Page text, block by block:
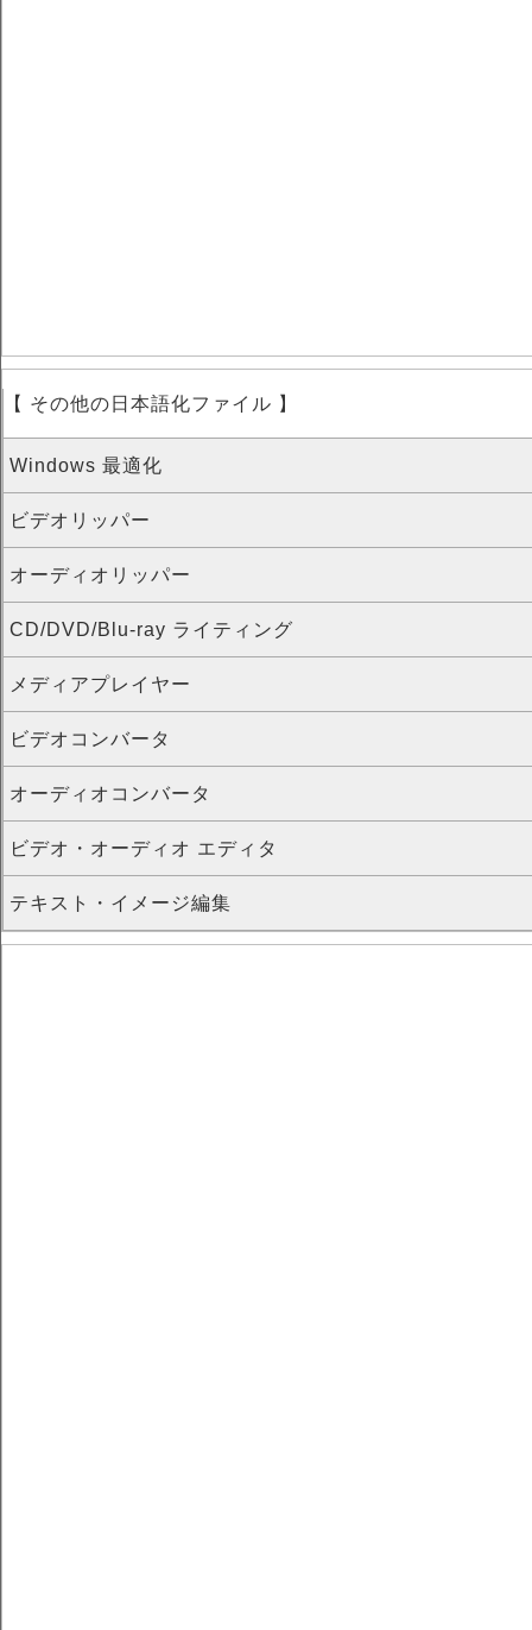
【 その他の日本語化ファイル 】
Windows 最適化
ビデオリッパー
オーディオリッパー
CD/DVD/Blu-ray ライティング
メディアプレイヤー
ビデオコンバータ
オーディオコンバータ
ビデオ・オーディオ エディタ
テキスト・イメージ編集